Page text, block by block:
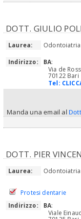
DOTT. GIULIO
Laurea:
Indirizzo:
BA:
Via de
70122 Bari
Tel:
Manda una email al
DOTT. PIER
Laurea:
Protesi dentarie
Indirizzo:
BA:
Viale